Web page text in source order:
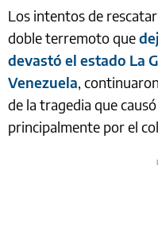
Los intentos de
doble terremoto que
devastó el estado La
Venezuela,
de la tragedia que
principalmente por el